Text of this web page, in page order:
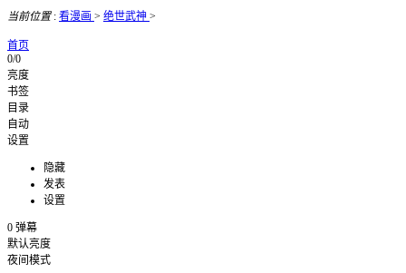
当前位置: 看漫画 > 绝世武神 >
首页
0/0
亮度
书签
目录
自动
设置
隐藏
发表
设置
0 弹幕
默认亮度
夜间模式